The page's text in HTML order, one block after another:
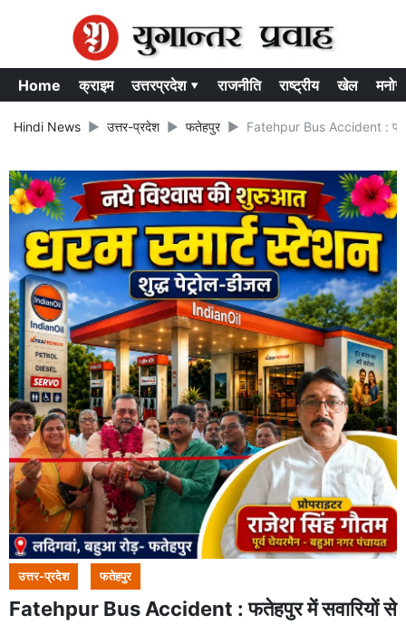
Home क्राइम उत्तरप्रदेश ▾ राजनीति राष्ट्रीय खेल
Hindi News उत्तर-प्रदेश फतेहपुर Fatehpur Bus Accident :
उत्तर-प्रदेश फतेहपुर
Fatehpur Bus Accident : फतेहपुर में सवारियों से